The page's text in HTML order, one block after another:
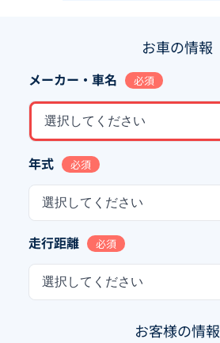
お車の情報
メーカー・車名 必須
選択してください
年式 必須
選択してください
走行距離 必須
選択してください
お客様の情報